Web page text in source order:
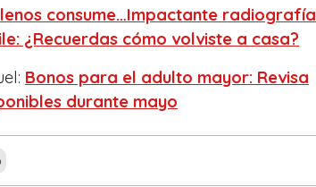
consume…Impactante radiografía
¿Recuerdas cómo volviste a casa?
Bonos para el adulto mayor: Revisa
durante mayo